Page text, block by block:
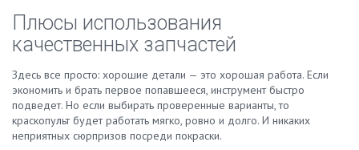
Плюсы использования
качественных запчастей
Здесь все просто: хорошие детали — это хорошая работа. Если
экономить и брать первое попавшееся, инструмент быстро
подведет. Но если выбирать проверенные варианты, то
краскопульт будет работать мягко, ровно и долго. И никаких
неприятных сюрпризов посреди покраски.